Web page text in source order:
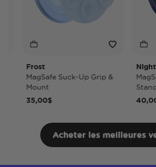
Frost
MagSafe Suck-Up Grip &
Mount
35,00$
Stand
40,00$
Acheter les meilleures